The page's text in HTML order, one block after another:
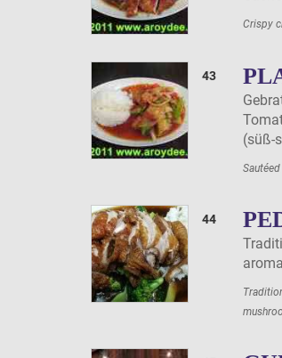
Crispy
43
(süß-
44